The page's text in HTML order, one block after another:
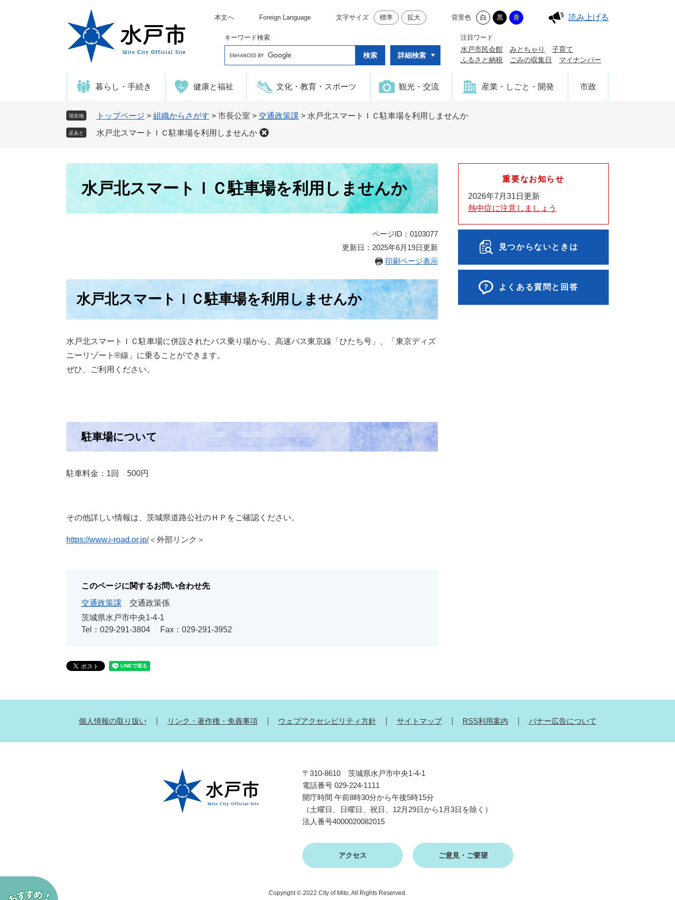
本文へ Foreign Language 文字サイズ 標準 拡大 背景色 白 黒 青 読み上げる
キーワード検索
o
e
タ
ム
検
索
詳細検索
注目ワード
水戸市民会館 みとちゃり
子育て
ふるさと納税
ごみの収集日 マイナンバー
暮らし・手続き 健康と福祉 文化・教育・スポーツ 観光・交流 産業・しごと・開発 市政
現在地 トップページ > 組織からさがす > 市長公室 > 交通政策課 > 水戸北スマートＩＣ駐車場を利用しませんか
足あと 水戸北スマートＩＣ駐車場を利用しませんか
水戸北スマートＩＣ駐車場を利用しませんか
ページID：0103077
更新日：2025年6月19日更新
印刷ページ表示
水戸北スマートＩＣ駐車場を利用しませんか
水戸北スマートＩＣ駐車場に併設されたバス乗り場から、高速バス東京線「ひたち号」、「東京ディズ
ニーリゾート®線」に乗ることができます。
ぜひ、ご利用ください。
駐車場について
駐車料金：1回 500円
その他詳しい情報は、茨城県道路公社のＨＰをご確認ください。
https://www.i-road.or.jp/＜外部リンク＞
このページに関するお問い合わせ先
交通政策課
交通政策係
茨城県水戸市中央1-4-1
Tel：029-291-3804
Fax：029-291-3952
重要なお知らせ
2026年7月31日更新
熱中症に注意しましょう
見つからないときは
よくある質問と回答
個人情報の取り扱い リンク・著作権・免責事項 ウェブアクセシビリティ方針 サイトマップ RSS利用案内 バナー広告について
〒310-8610 茨城県水戸市中央1-4-1
電話番号 029-224-1111
開庁時間 午前8時30分から午後5時15分
（土曜日、日曜日、祝日、12月29日から1月3日を除く）
法人番号4000020082015
アクセス ご意見・ご要望
Copyright © 2022 City of Mito, All Rights Reserved.